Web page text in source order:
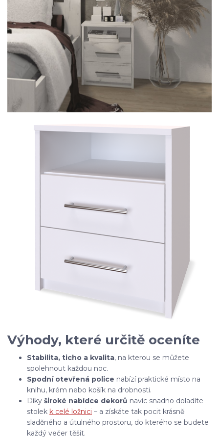
Výhody, které určitě oceníte
Stabilita, ticho a kvalita, na kterou se můžete
spolehnout každou noc.
Spodní otevřená police nabízí praktické místo na
knihu, krém nebo košík na drobnosti.
Díky široké nabídce dekorů navíc snadno doladíte
stolek k celé ložnici – a získáte tak pocit krásně
sladěného a útulného prostoru, do kterého se budete
každý večer těšit.